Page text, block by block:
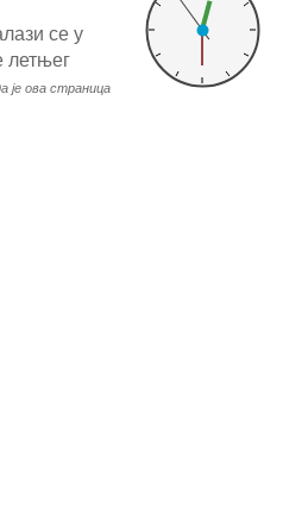
се у
летњег
је ова страница